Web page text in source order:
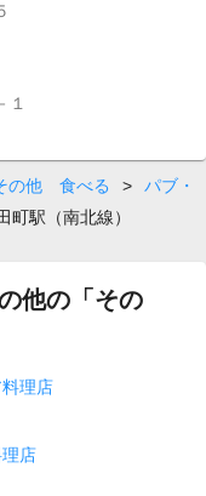
の他 食べる >
パブ・
町駅（南北線）
他の「その
理店
店